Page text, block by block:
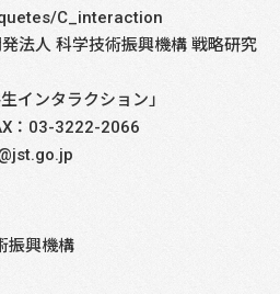
C_interaction
法人 科学技術振興機構 戦略研究
インタラクション」
：03-3222-2066
振興機構